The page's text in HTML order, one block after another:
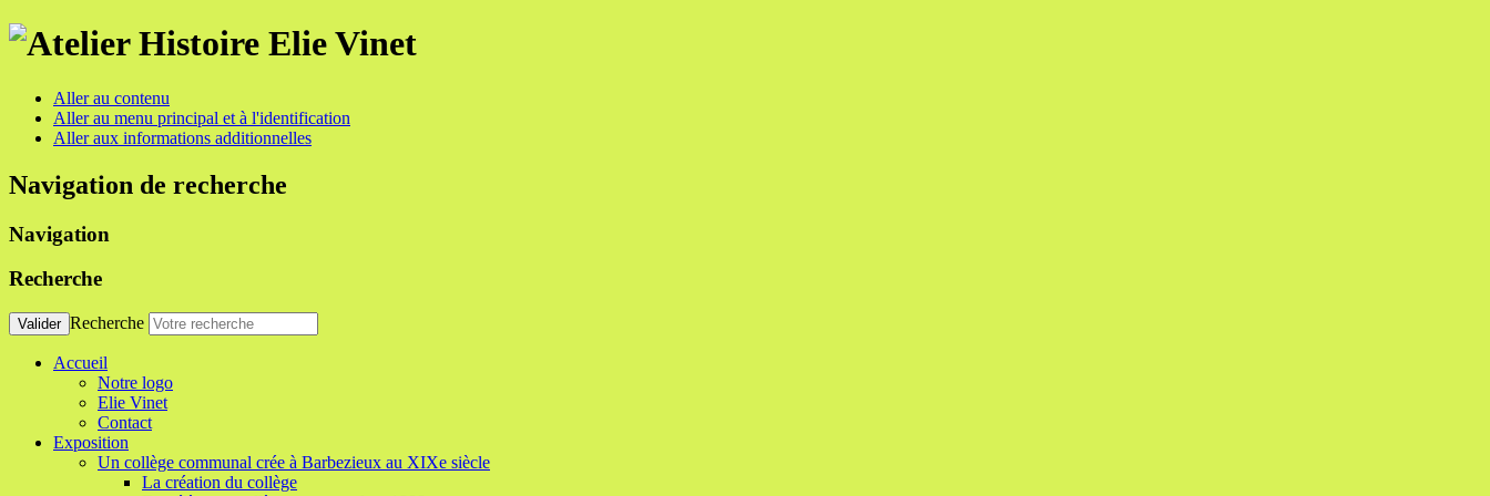
Aller au contenu
Aller au menu principal et à l'identification
Aller aux informations additionnelles
Navigation de recherche
Navigation
Recherche
Valider Recherche
Accueil
Notre logo
Elie Vinet
Contact
Exposition
Un collège communal crée à Barbezieux au XIXe siècle
La création du collège